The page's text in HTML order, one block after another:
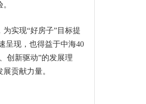
实现“好房子”目标提
呈现，也得益于中海40
创新驱动”的发展理
贡献力量。